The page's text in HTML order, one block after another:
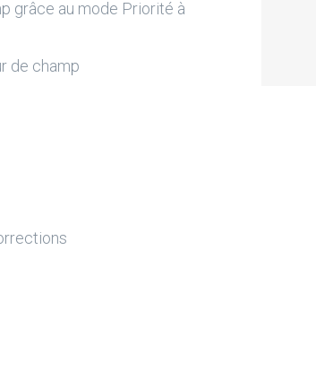
grâce au mode Priorité à
de champ